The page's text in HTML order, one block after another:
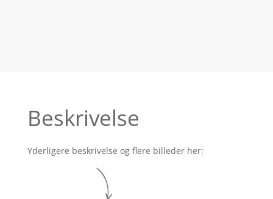
Beskrivelse
Yderligere beskrivelse og flere billeder her: